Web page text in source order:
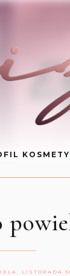
LISTOPADA